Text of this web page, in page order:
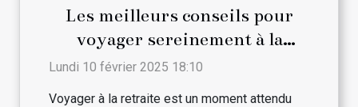
Les meilleurs conseils pour
voyager sereinement à la
retraite
Lundi 10 février 2025 18:10
Voyager à la retraite est un moment attendu